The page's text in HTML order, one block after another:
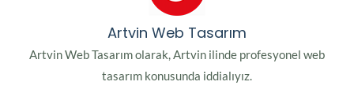
Artvin Web Tasarım
Artvin Web Tasarım olarak, Artvin ilinde profesyonel web
tasarım konusunda iddialıyız.